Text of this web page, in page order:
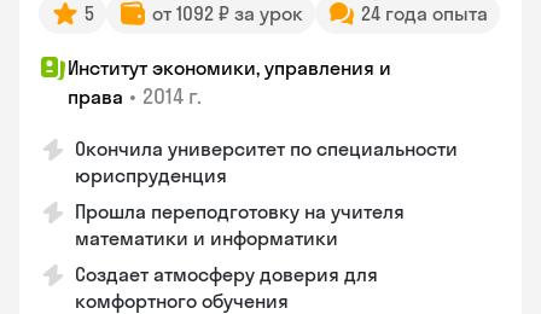
5 от 1092 ₽ за урок 24 года опыта
Институт экономики, управления и
права • 2014 г.
Окончила университет по специальности
юриспруденция
Прошла переподготовку на учителя
математики и информатики
Создает атмосферу доверия для
комфортного обучения